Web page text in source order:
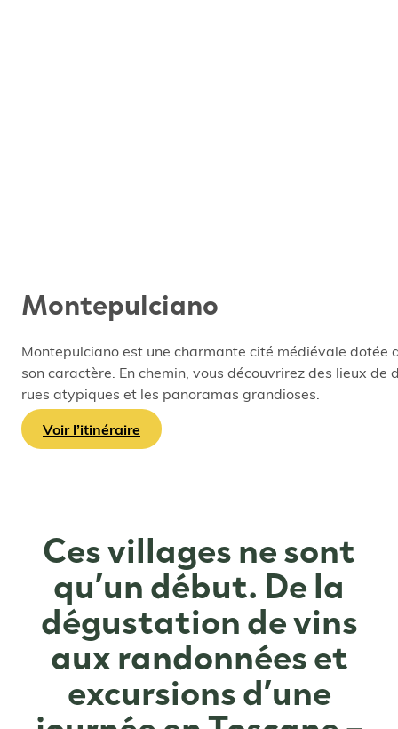
Montepulciano
Montepulciano est une charmante cité médiévale dotée
son caractère. En chemin, vous découvrirez des lieux
rues atypiques et les panoramas grandioses.
Voir l’itinéraire
Ces villages ne sont
qu’un début. De la
dégustation de vins
aux randonnées et
excursions d’une